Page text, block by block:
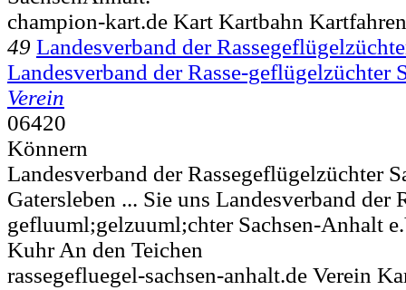
champion-kart.de Kart Kartbahn
49 Landesverband der
Landesverband der Rasse-geflügelzüchter
Verein
06420
Könnern
Landesverband der Rassegeflügelzüchter
Gatersleben ... Sie uns Landesverband der
gefluuml;gelzuuml;chter Sachsen-Anhalt
Kuhr An den Teichen
rassegefluegel-sachsen-anhalt.de Verein